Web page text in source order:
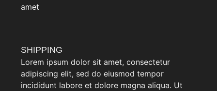
amet
SHIPPING
Lorem ipsum dolor sit amet, consectetur
adipiscing elit, sed do eiusmod tempor
incididunt labore et dolore magna aliqua. Ut